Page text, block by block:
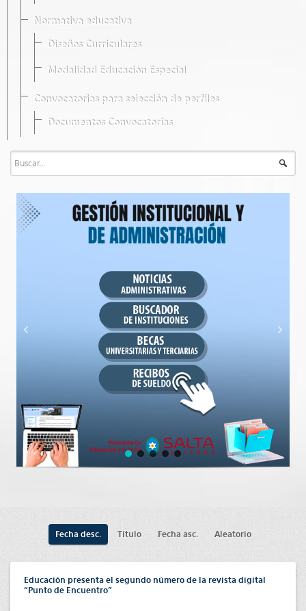
Normativa educativa
Diseños Curriculares
Modalidad Educación Especial
Convocatorias para selección de perfiles
Documentos Convocatorias
Fecha desc. Título Fecha asc. Aleatorio
Educación presenta el segundo número de la revista digital
“Punto de Encuentro”